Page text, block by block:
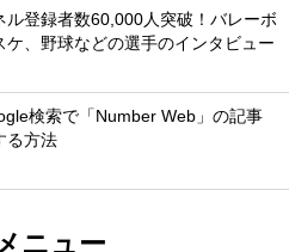
ル登録者数60,000人突破！バレーボ
ケ、野球などの選手のインタビュー
検索で「Number Web」の記事
る方法
ニュー